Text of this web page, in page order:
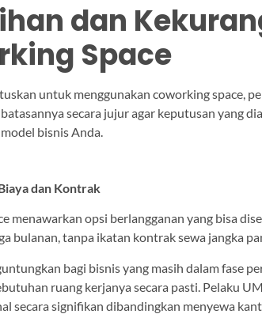
dan
Space
untuk menggunakan coworking space,
secara jujur agar keputusan yang
bisnis Anda.
dan Kontrak
menawarkan opsi berlangganan yang bisa
bulanan, tanpa ikatan kontrak sewa jangka
bagi bisnis yang masih dalam fase
ruang kerjanya secara pasti. Pelaku
secara signifikan dibandingkan menyewa